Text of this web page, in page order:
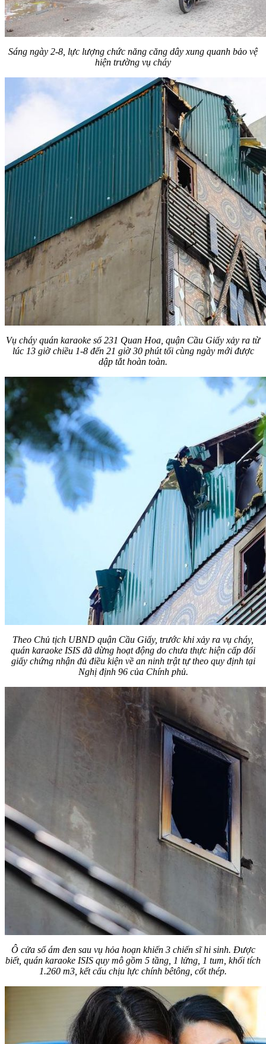
Sáng ngày 2-8, lực lượng chức năng căng dây xung quanh bảo vệ
hiện trường vụ cháy
Vụ cháy quán karaoke số 231 Quan Hoa, quận Cầu Giấy xảy ra từ
lúc 13 giờ chiều 1-8 đến 21 giờ 30 phút tối cùng ngày mới được
dập tắt hoàn toàn.
Theo Chủ tịch UBND quận Cầu Giấy, trước khi xảy ra vụ cháy,
quán karaoke ISIS đã dừng hoạt động do chưa thực hiện cấp đổi
giấy chứng nhận đủ điều kiện về an ninh trật tự theo quy định tại
Nghị định 96 của Chính phủ.
Ô cửa sổ ám đen sau vụ hỏa hoạn khiến 3 chiến sĩ hi sinh. Được
biết, quán karaoke ISIS quy mô gồm 5 tầng, 1 lửng, 1 tum, khối tích
1.260 m3, kết cấu chịu lực chính bêtông, cốt thép.